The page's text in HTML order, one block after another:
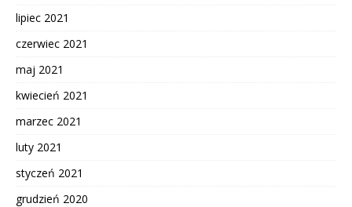
lipiec 2021
czerwiec 2021
maj 2021
kwiecień 2021
marzec 2021
luty 2021
styczeń 2021
grudzień 2020